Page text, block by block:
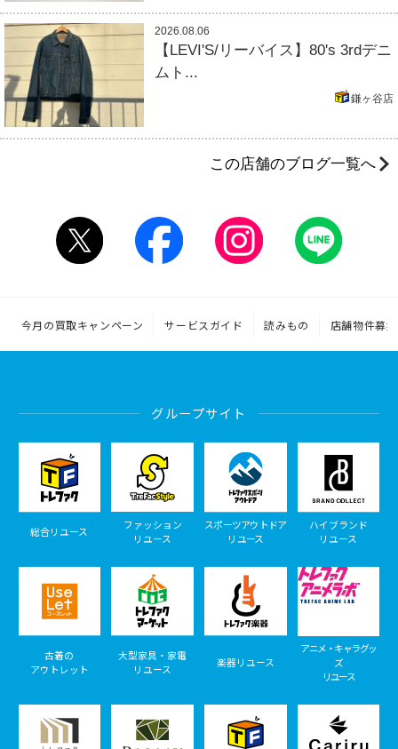
2026.08.06
【LEVI'S/リーバイス】80's 3rdデニ
ムト...
鎌ヶ谷店
この店舗のブログ一覧へ
今月の買取キャンペーン サービスガイド 読みもの 店舗物件募集
グループサイト
総合リユース
ファッション
リユース
スポーツアウトドア
リユース
ハイブランド
リユース
古着の
アウトレット
大型家具・家電
リユース
楽器リユース
アニメ・キャラグッ
ズ
リユース